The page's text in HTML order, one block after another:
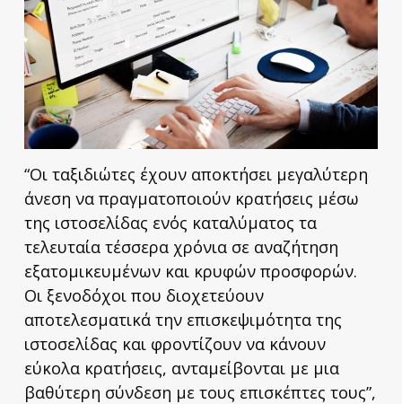
“Οι ταξιδιώτες έχουν αποκτήσει μεγαλύτερη
άνεση να πραγματοποιούν κρατήσεις μέσω
της ιστοσελίδας ενός καταλύματος τα
τελευταία τέσσερα χρόνια σε αναζήτηση
εξατομικευμένων και κρυφών προσφορών.
Οι ξενοδόχοι που διοχετεύουν
αποτελεσματικά την επισκεψιμότητα της
ιστοσελίδας και φροντίζουν να κάνουν
εύκολα κρατήσεις, ανταμείβονται με μια
βαθύτερη σύνδεση με τους επισκέπτες τους”,